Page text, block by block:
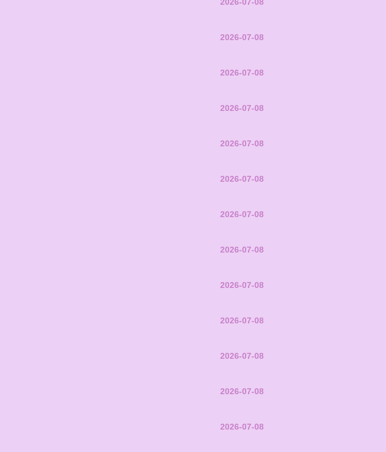
2026-07-08
2026-07-08
2026-07-08
2026-07-08
2026-07-08
2026-07-08
2026-07-08
2026-07-08
2026-07-08
2026-07-08
2026-07-08
2026-07-08